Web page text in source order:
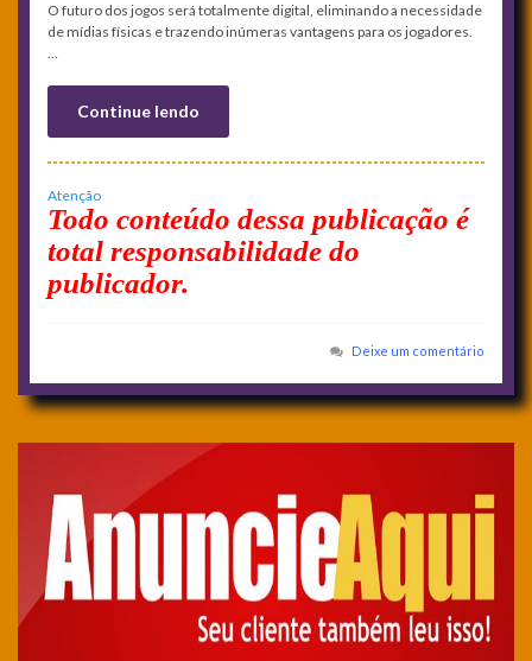
O futuro dos jogos será totalmente digital, eliminando a necessidade
de mídias físicas e trazendo inúmeras vantagens para os jogadores.
…
Continue lendo
Atenção
Todo conteúdo dessa publicação é
total responsabilidade do
publicador.
Deixe um comentário